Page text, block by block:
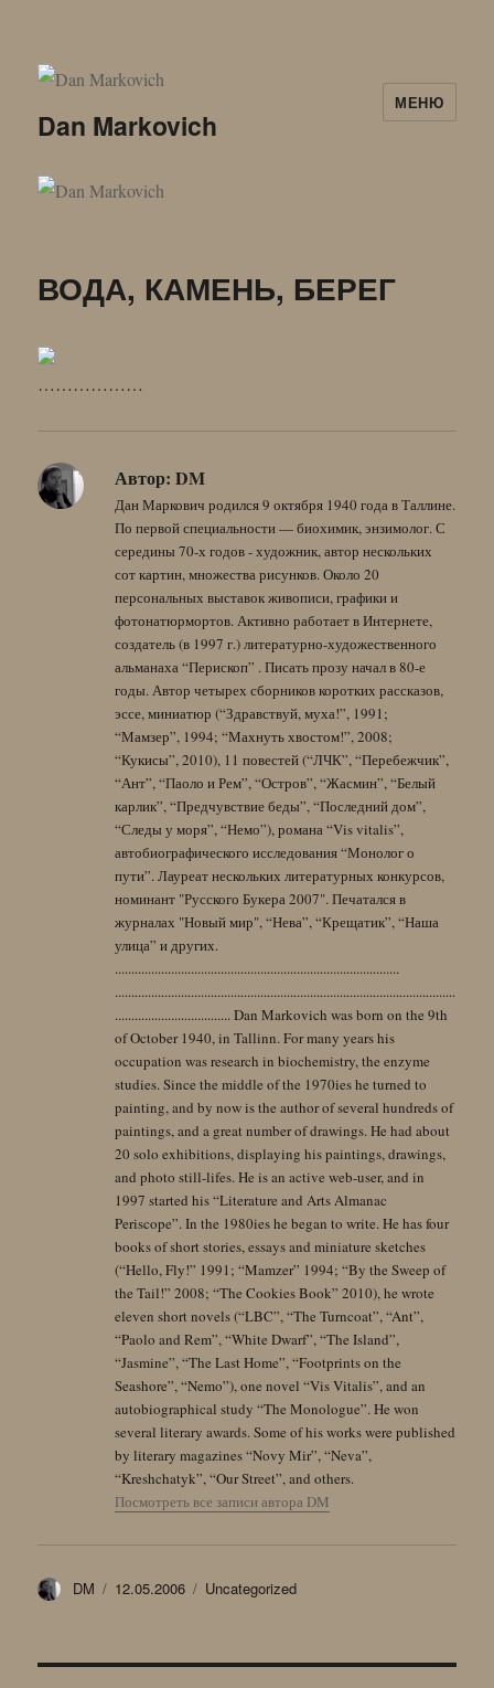
Dan Markovich
МЕНЮ
ВОДА, КАМЕНЬ, БЕРЕГ
………………
Автор: DM
Дан Маркович родился 9 октября 1940 года в Таллине.
По первой специальности — биохимик, энзимолог. С
середины 70-х годов - художник, автор нескольких
сот картин, множества рисунков. Около 20
персональных выставок живописи, графики и
фотонатюрмортов. Активно работает в Интернете,
создатель (в 1997 г.) литературно-художественного
альманаха “Перископ” . Писать прозу начал в 80-е
годы. Автор четырех сборников коротких рассказов,
эссе, миниатюр (“Здравствуй, муха!”, 1991;
“Мамзер”, 1994; “Махнуть хвостом!”, 2008;
“Кукисы”, 2010), 11 повестей (“ЛЧК”, “Перебежчик”,
“Ант”, “Паоло и Рем”, “Остров”, “Жасмин”, “Белый
карлик”, “Предчувствие беды”, “Последний дом”,
“Следы у моря”, “Немо”), романа “Vis vitalis”,
автобиографического исследования “Монолог о
пути”. Лауреат нескольких литературных конкурсов,
номинант "Русского Букера 2007". Печатался в
журналах "Новый мир", “Нева”, “Крещатик”, “Наша
улица” и других.
......................................................................................
.......................................................................................................
................................... Dan Markovich was born on the 9th
of October 1940, in Tallinn. For many years his
occupation was research in biochemistry, the enzyme
studies. Since the middle of the 1970ies he turned to
painting, and by now is the author of several hundreds of
paintings, and a great number of drawings. He had about
20 solo exhibitions, displaying his paintings, drawings,
and photo still-lifes. He is an active web-user, and in
1997 started his “Literature and Arts Almanac
Periscope”. In the 1980ies he began to write. He has four
books of short stories, essays and miniature sketches
(“Hello, Fly!” 1991; “Mamzer” 1994; “By the Sweep of
the Tail!” 2008; “The Cookies Book” 2010), he wrote
eleven short novels (“LBC”, “The Turncoat”, “Ant”,
“Paolo and Rem”, “White Dwarf”, “The Island”,
“Jasmine”, “The Last Home”, “Footprints on the
Seashore”, “Nemo”), one novel “Vis Vitalis”, and an
autobiographical study “The Monologue”. He won
several literary awards. Some of his works were published
by literary magazines “Novy Mir”, “Neva”,
“Kreshchatyk”, “Our Street”, and others.
Посмотреть все записи автора DM
Автор
DM Опубликовано
12.05.2006 Рубрики
Uncategorized